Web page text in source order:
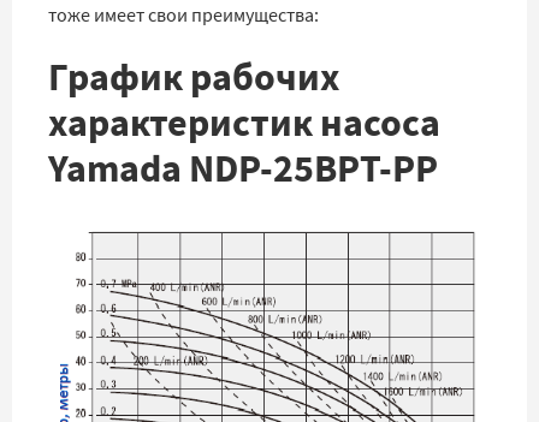
тоже имеет свои преимущества:
График рабочих
характеристик насоса
Yamada NDP-25BPT-PP